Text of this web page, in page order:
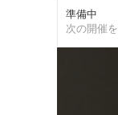
準備中
次の開催